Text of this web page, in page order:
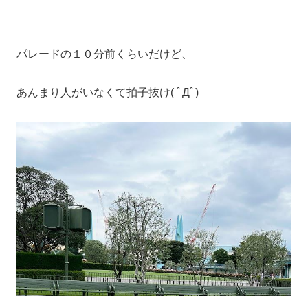
パレードの１０分前くらいだけど、
あんまり人がいなくて拍子抜け( ﾟДﾟ)